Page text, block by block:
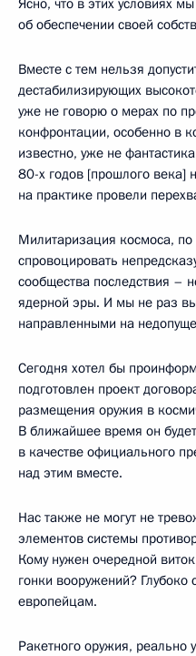
об обеспечении своей
Вместе с тем нельзя
дестабилизирующих
уже не говорю о мерах по
конфронтации, особенно в
известно, уже не
80-х годов [прошлого века]
на практике провели
Милитаризация космоса,
спровоцировать
сообщества последствия –
ядерной эры. И мы не раз
направленными на
Сегодня хотел бы
подготовлен проект
размещения оружия в
В ближайшее время он
в качестве официального
над этим вместе.
Нас также не могут не
элементов системы
Кому нужен очередной
гонки вооружений?
европейцам.
Ракетного оружия, реально